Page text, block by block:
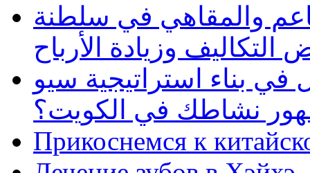
والمقاهي في سلطنة
وزيادة الأرباح
بناء استراتيجية سيو
نشاطك في الكويت؟
Прикоснемся к